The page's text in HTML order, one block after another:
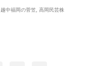
越中福岡の菅笠 高岡民芸株